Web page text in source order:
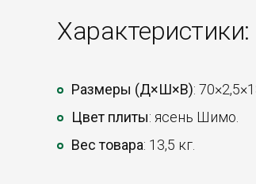
Характеристики:
Размеры (Д×Ш×В):
Цвет плиты: ясень Шимо.
Вес товара: 13,5 кг.